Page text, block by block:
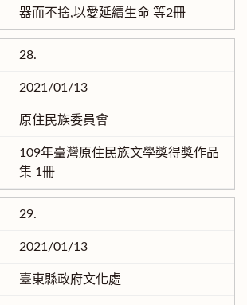
器而不捨,以愛延續生命 等2冊
28.
2021/01/13
原住民族委員會
109年臺灣原住民族文學獎得獎作品
集 1冊
29.
2021/01/13
臺東縣政府文化處